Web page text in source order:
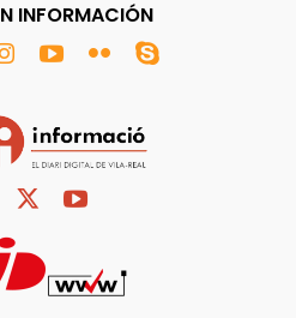
INFORMACIÓN